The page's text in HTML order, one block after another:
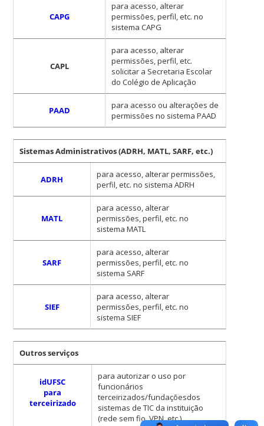
CAPG
para acesso, alterar
permissões, perfil, etc. no
sistema CAPG
CAPL
para acesso, alterar
permissões, perfil, etc.
solicitar a Secretaria Escolar
do Colégio de Aplicação
PAAD
para acesso ou alterações de
permissões no sistema PAAD
Sistemas Administrativos (ADRH, MATL, SARF, etc.)
ADRH
para acesso, alterar permissões,
perfil, etc. no sistema ADRH
MATL
para acesso, alterar
permissões, perfil, etc. no
sistema MATL
SARF
para acesso, alterar
permissões, perfil, etc. no
sistema SARF
SIEF
para acesso, alterar
permissões, perfil, etc. no
sistema SIEF
Outros serviços
idUFSC
para
terceirizado
para autorizar o uso por
funcionários
terceirizados/fundaçõesdos
sistemas de TIC da instituição
(rede sem fio, VPN, etc.)